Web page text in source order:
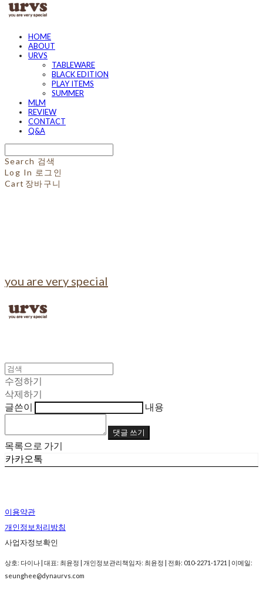
HOME
ABOUT
URVS
TABLEWARE
BLACK EDITION
PLAY ITEMS
SUMMER
MLM
REVIEW
CONTACT
Q&A
Search 검색
Log In 로그인
Cart 장바구니
you are very special
수정하기
삭제하기
글쓴이
내용
댓글 쓰기
목록으로 가기
카카오톡
이용약관
개인정보처리방침
사업자정보확인
상호: 다이나 | 대표: 최윤정 | 개인정보관리책임자: 최윤정 | 전화: 010-2271-1721 | 이메일:
seunghee@dynaurvs.com